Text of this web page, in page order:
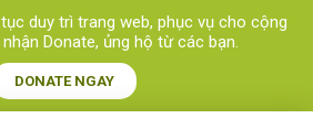
duy trì trang web, phục vụ cho cộng
Donate, ủng hộ từ các bạn.​
DONATE NGAY